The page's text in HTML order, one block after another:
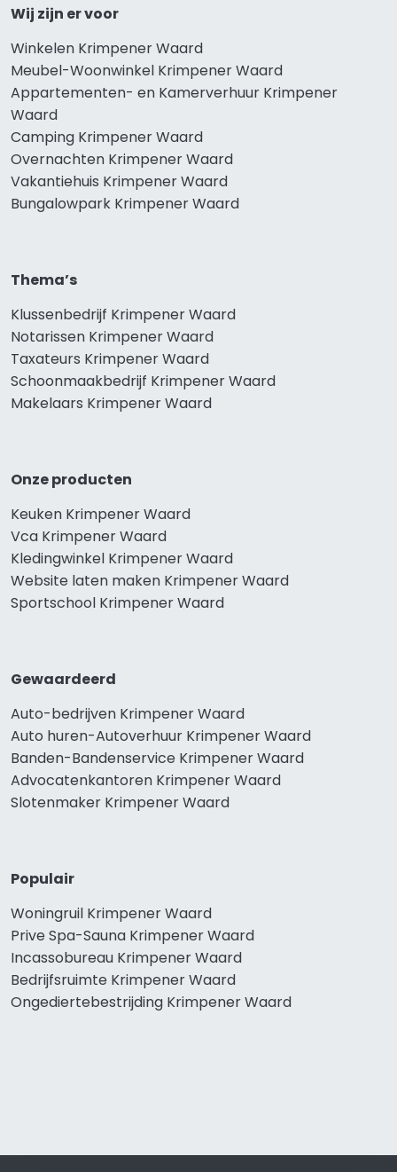
Wij zijn er voor
Winkelen Krimpener Waard
Meubel-Woonwinkel Krimpener Waard
Appartementen- en Kamerverhuur Krimpener
Waard
Camping Krimpener Waard
Overnachten Krimpener Waard
Vakantiehuis Krimpener Waard
Bungalowpark Krimpener Waard
Thema’s
Klussenbedrijf Krimpener Waard
Notarissen Krimpener Waard
Taxateurs Krimpener Waard
Schoonmaakbedrijf Krimpener Waard
Makelaars Krimpener Waard
Onze producten
Keuken Krimpener Waard
Vca Krimpener Waard
Kledingwinkel Krimpener Waard
Website laten maken Krimpener Waard
Sportschool Krimpener Waard
Gewaardeerd
Auto-bedrijven Krimpener Waard
Auto huren-Autoverhuur Krimpener Waard
Banden-Bandenservice Krimpener Waard
Advocatenkantoren Krimpener Waard
Slotenmaker Krimpener Waard
Populair
Woningruil Krimpener Waard
Prive Spa-Sauna Krimpener Waard
Incassobureau Krimpener Waard
Bedrijfsruimte Krimpener Waard
Ongediertebestrijding Krimpener Waard